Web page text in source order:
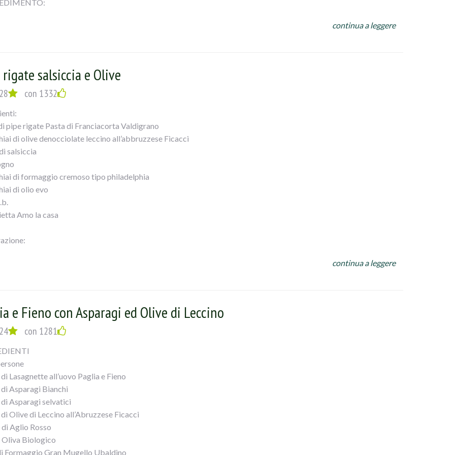
prezzemolo e misto di aglio e peperoncino, bagnarlo con mezzo bicchiere di acqua di cottura del polpo. Fare
continua a leggere
rigate salsiccia e Olive
con 1332
pipe rigate Pasta di Franciacorta Valdigrano
di olive denocciolate leccino all’abbruzzese Ficacci
salsiccia
di formaggio cremoso tipo philadelphia
di olio evo
Amo la casa
minuto, aggiungere le olive e il formaggio e far insaporire un paio di minuti. Intanto lessare la pasta incontinua a leggere
e Fieno con Asparagi ed Olive di Leccino
con 1281
Lasagnette all’uovo Paglia e Fieno
Asparagi Bianchi
Asparagi selvatici
Olive di Leccino all’Abruzzese Ficacci
Aglio Rosso
Biologico
Formaggio Gran Mugello Ubaldino